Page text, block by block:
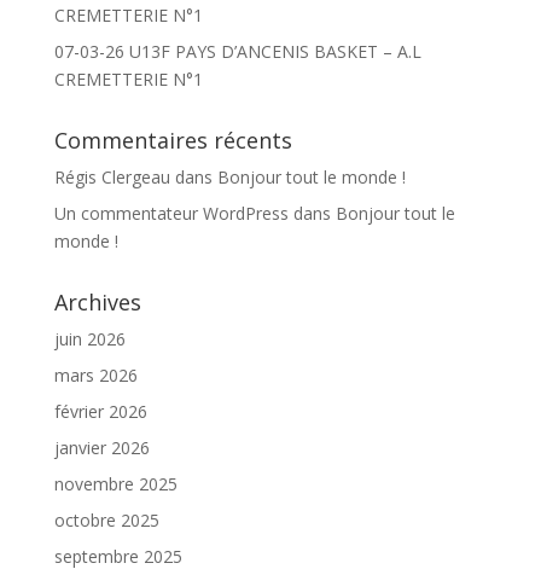
CREMETTERIE N°1
07-03-26 U13F PAYS D’ANCENIS BASKET – A.L
CREMETTERIE N°1
Commentaires récents
Régis Clergeau dans Bonjour tout le monde !
Un commentateur WordPress dans Bonjour tout le
monde !
Archives
juin 2026
mars 2026
février 2026
janvier 2026
novembre 2025
octobre 2025
septembre 2025